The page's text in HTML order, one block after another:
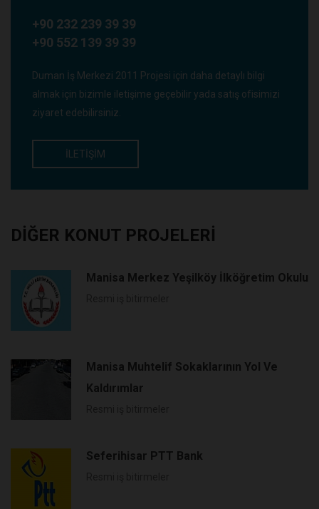
+90 232 239 39 39
+90 552 139 39 39
Duman İş Merkezi 2011 Projesi için daha detaylı bilgi
almak için bizimle iletişime geçebilir yada satış ofisimizi
ziyaret edebilirsiniz.
İLETIŞIM
DIĞER KONUT PROJELERI
Manisa Merkez Yeşilköy İlköğretim Okulu
Manisa Muhtelif Sokaklarının Yol Ve
Kaldırımlar
Seferihisar PTT Bank